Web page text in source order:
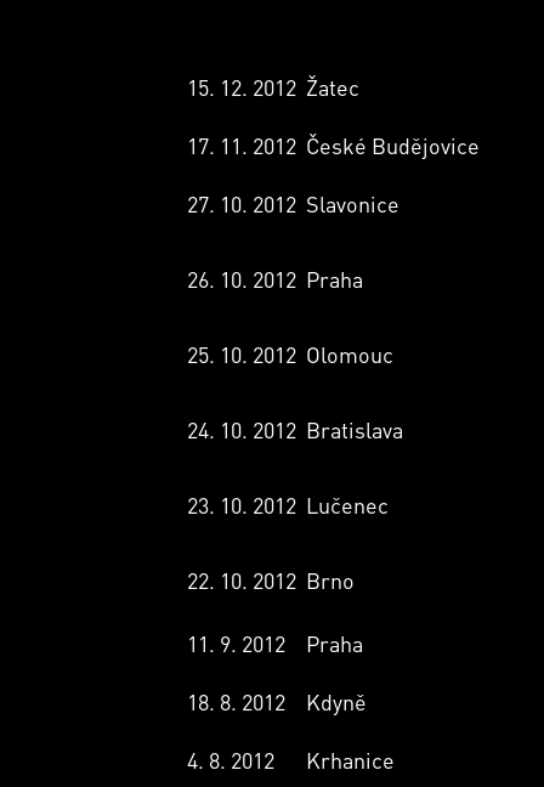
15. 12. 2012 Žatec
17. 11. 2012 České Budějovice
27. 10. 2012 Slavonice
26. 10. 2012 Praha
25. 10. 2012 Olomouc
24. 10. 2012 Bratislava
23. 10. 2012 Lučenec
22. 10. 2012 Brno
11. 9. 2012 Praha
18. 8. 2012 Kdyně
4. 8. 2012 Krhanice